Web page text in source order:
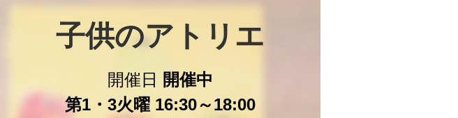
子供のアトリエ
開催日
開催中
第1・3火曜 16:30～18:00